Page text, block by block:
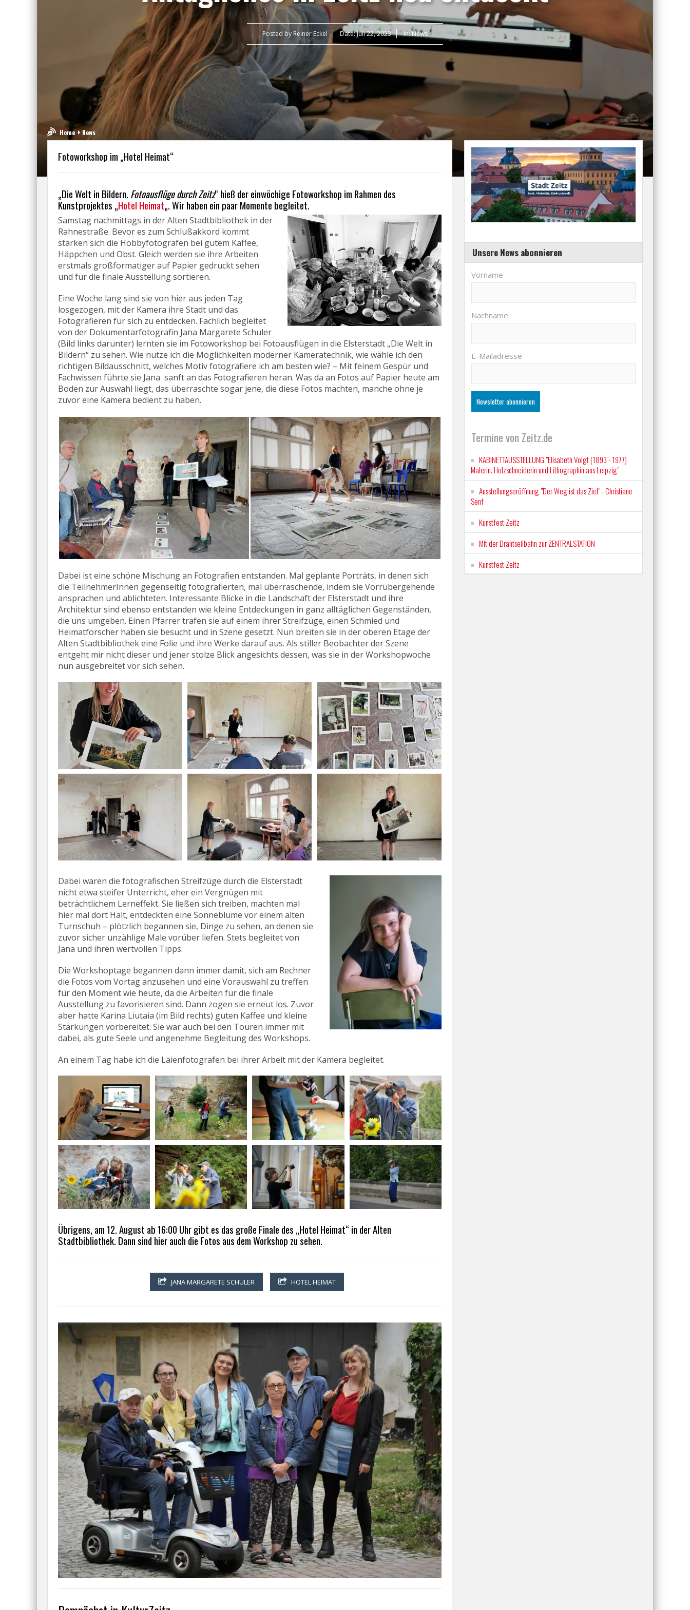
Posted by Reiner Eckel Date:Juli 22, 2023 in:News
Home News
Fotoworkshop im „Hotel Heimat“
„Die Welt in Bildern. Fotoausflüge durch Zeitz“ hieß der einwöchige Fotoworkshop im Rahmen des
Kunstprojektes „Hotel Heimat„. Wir haben ein paar Momente begleitet.
Samstag nachmittags in der Alten Stadtbibliothek in der
Rahnestraße. Bevor es zum Schlußakkord kommt
stärken sich die Hobbyfotografen bei gutem Kaffee,
Häppchen und Obst. Gleich werden sie ihre Arbeiten
erstmals großformatiger auf Papier gedruckt sehen
und für die finale Ausstellung sortieren.
Eine Woche lang sind sie von hier aus jeden Tag
losgezogen, mit der Kamera ihre Stadt und das
Fotografieren für sich zu entdecken. Fachlich begleitet
von der Dokumentarfotografin Jana Margarete Schuler
(Bild links darunter) lernten sie im Fotoworkshop bei Fotoausflügen in die Elsterstadt „Die Welt in
Bildern“ zu sehen. Wie nutze ich die Möglichkeiten moderner Kameratechnik, wie wähle ich den
richtigen Bildausschnitt, welches Motiv fotografiere ich am besten wie? – Mit feinem Gespür und
Fachwissen führte sie Jana sanft an das Fotografieren heran. Was da an Fotos auf Papier heute am
Boden zur Auswahl liegt, das überraschte sogar jene, die diese Fotos machten, manche ohne je
zuvor eine Kamera bedient zu haben.
Dabei ist eine schöne Mischung an Fotografien entstanden. Mal geplante Porträts, in denen sich
die TeilnehmerInnen gegenseitig fotografierten, mal überraschende, indem sie Vorrübergehende
ansprachen und ablichteten. Interessante Blicke in die Landschaft der Elsterstadt und ihre
Architektur sind ebenso entstanden wie kleine Entdeckungen in ganz alltäglichen Gegenständen,
die uns umgeben. Einen Pfarrer trafen sie auf einem ihrer Streifzüge, einen Schmied und
Heimatforscher haben sie besucht und in Szene gesetzt. Nun breiten sie in der oberen Etage der
Alten Stadtbibliothek eine Folie und ihre Werke darauf aus. Als stiller Beobachter der Szene
entgeht mir nicht dieser und jener stolze Blick angesichts dessen, was sie in der Workshopwoche
nun ausgebreitet vor sich sehen.
Dabei waren die fotografischen Streifzüge durch die Elsterstadt
nicht etwa steifer Unterricht, eher ein Vergnügen mit
beträchtlichem Lerneffekt. Sie ließen sich treiben, machten mal
hier mal dort Halt, entdeckten eine Sonneblume vor einem alten
Turnschuh – plötzlich begannen sie, Dinge zu sehen, an denen sie
zuvor sicher unzählige Male vorüber liefen. Stets begleitet von
Jana und ihren wertvollen Tipps.
Die Workshoptage begannen dann immer damit, sich am Rechner
die Fotos vom Vortag anzusehen und eine Vorauswahl zu treffen
für den Moment wie heute, da die Arbeiten für die finale
Ausstellung zu favorisieren sind. Dann zogen sie erneut los. Zuvor
aber hatte Karina Liutaia (im Bild rechts) guten Kaffee und kleine
Stärkungen vorbereitet. Sie war auch bei den Touren immer mit
dabei, als gute Seele und angenehme Begleitung des Workshops.
An einem Tag habe ich die Laienfotografen bei ihrer Arbeit mit der Kamera begleitet.
Übrigens, am 12. August ab 16:00 Uhr gibt es das große Finale des „Hotel Heimat“ in der Alten
Stadtbibliothek. Dann sind hier auch die Fotos aus dem Workshop zu sehen.
JANA MARGARETE SCHULER HOTEL HEIMAT
Unsere News abonnieren
Vorname
Nachname
E-Mailadresse
Termine von Zeitz.de
KABINETTAUSSTELLUNG "Elisabeth Voigt (1893 - 1977)
Malerin. Holzschneiderin und Lithographin aus Leipzig"
Ausstellungseröffnung "Der Weg ist das Ziel" - Christiane
Senf
Kunstfest Zeitz
Mit der Drahtseilbahn zur ZENTRALSTATION
Kunstfest Zeitz